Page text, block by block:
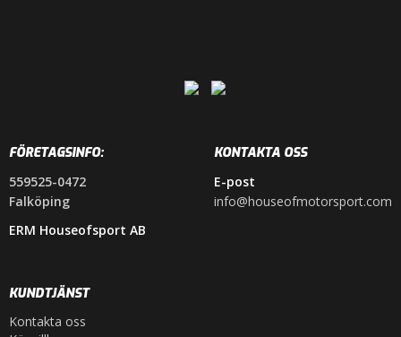
FÖRETAGSINFO:
559525-0472
Falköping
ERM Houseofsport AB
KONTAKTA OSS
E-post
info@houseofmotorsport.com
KUNDTJÄNST
Kontakta oss